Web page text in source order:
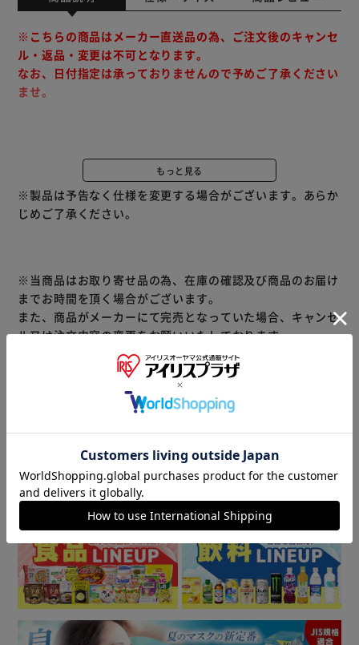
※こちらの商品はメーカー直送品の為、ご注文後のキャンセ
ル・返品・変更は不可となります。
なお、日付指定は承っておりませんので予めご了承ください
ませ。
■日曜・祝日の配送、夜間(17時以降）の配達不可
■配送不可地域：北海道・沖縄・他離島・一部山岳地帯
※特殊地域、配送不能区域など、発送方法に関しては メー
カーより確認のご連絡をさせていただきます。予めご了承く
■複数梱包でお届け
■お客様組立品
【※こちらの商品はメーカー直送品の為、ご注文後のキャン
セルまたは変更は不可となります。予めご了承くださいま
ワレない・サビない・ヒズマない。
もっと見る
※製品は予告なく仕様を変更する場合がございます。あらか
じめご了承ください。
※当商品はお取り寄せ品の為、在庫の確認及び商品のお届け
までお時間を頂く場合がございます。
また、商品がメーカーにて完売となっていた場合、キャンセ
ル又は注文内容の変更をお願いいたしております。
予めご了承くださいますようお願いいたします。
商品はアイリスプラザがセレクトしたオススメ商品です。
≪こちらの商品は当社指定の運送会社で配送致します≫
大変申し訳ありませんが、【配達時間指定】【代金引換での
商品情報
▼ 食品・飲料おすすめ ▼